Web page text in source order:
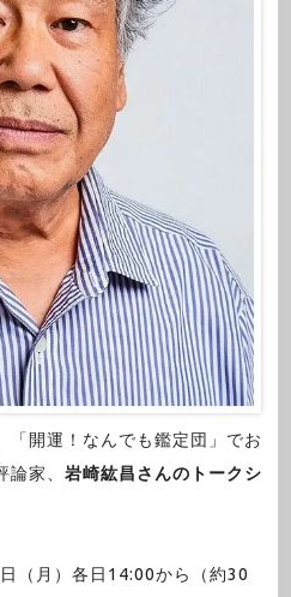
「開運！なんでも鑑定団」でお
家、 岩崎紘昌さんのトークシ
（月）各日14:00から（約30